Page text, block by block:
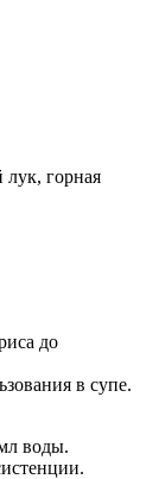
горная
до
в супе.
воды.